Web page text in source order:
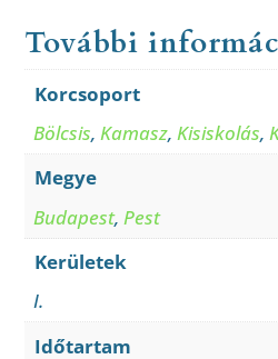
További
Korcsoport
Bölcsis,Kamasz,Kisiskolás,
Megye
Budapest, Pest
Kerületek
I.
Időtartam